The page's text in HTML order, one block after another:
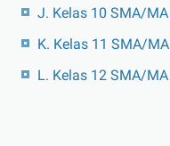
J. Kelas 10 SMA/MA
K. Kelas 11 SMA/MA
L. Kelas 12 SMA/MA